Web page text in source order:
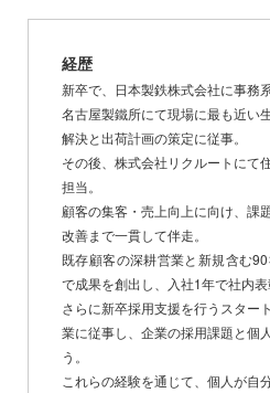
経歴
新卒で、日本製鉄株式会社に事務
名古屋製鐵所にて現場に最も近い
解決と出荷計画の策定に従事。
その後、株式会社リクルートにて
担当。
顧客の集客・売上向上に向け、課
改善まで一貫して伴走。
既存顧客の深耕営業と新規含む
で成果を創出し、入社1年で社内表
さらに新卒採用支援を行うスター
業に従事し、企業の採用課題と個
う。
これらの経験を通じて、個人が自